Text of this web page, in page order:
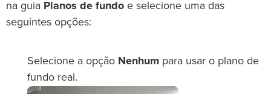
na guia Planos de fundo e selecione uma das
seguintes opções:
Selecione a opção Nenhum para usar o plano de
fundo real.